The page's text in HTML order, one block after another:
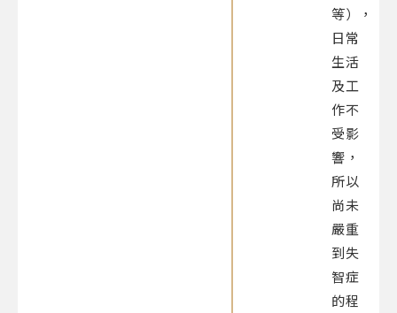
等），
日常
生活
及工
作不
受影
響，
所以
尚未
嚴重
到失
智症
的程